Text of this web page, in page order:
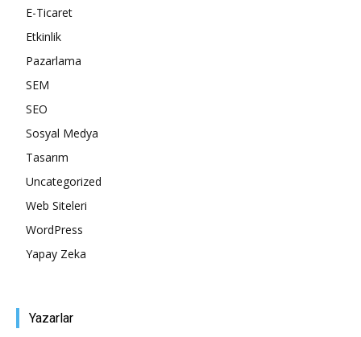
E-Ticaret
Etkinlik
Pazarlama
SEM
SEO
Sosyal Medya
Tasarım
Uncategorized
Web Siteleri
WordPress
Yapay Zeka
Yazarlar